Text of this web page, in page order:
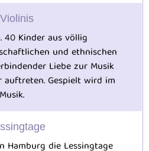
Violinis
40 Kinder aus völlig
und ethnischen
Liebe zur Musik
auftreten. Gespielt wird im
Hamburg die Lessingtage